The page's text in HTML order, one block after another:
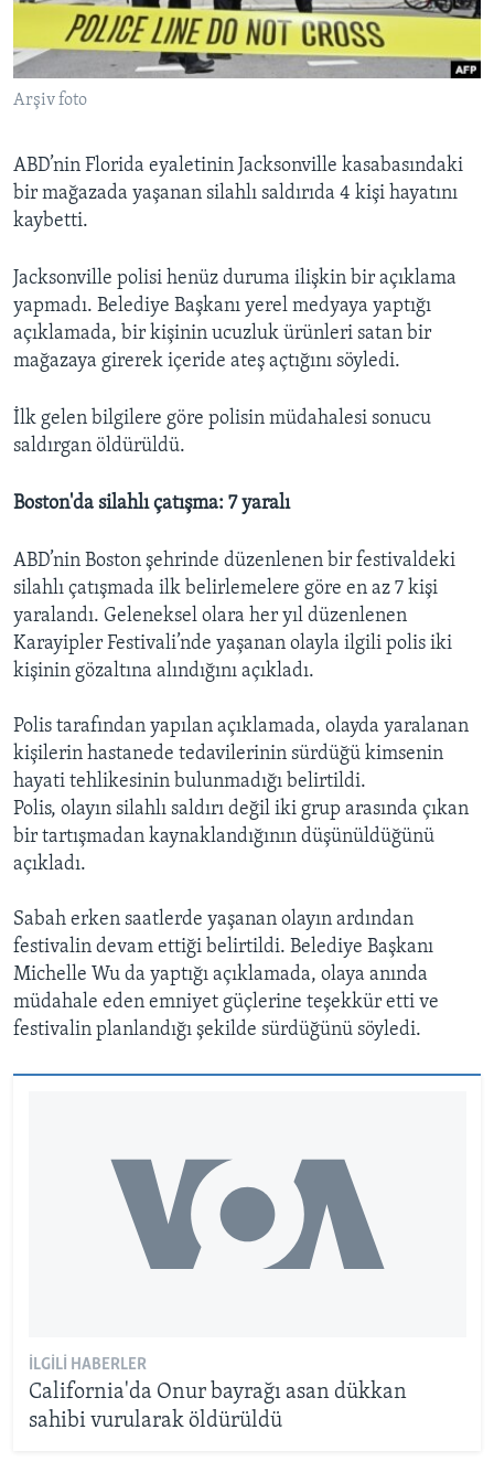
HAYATTAN
SANAT
BIZI TAKIP EDIN
Arşiv foto
ABD’nin Florida eyaletinin Jacksonville kasabasındaki
bir mağazada yaşanan silahlı saldırıda 4 kişi hayatını
kaybetti.
Jacksonville polisi henüz duruma ilişkin bir açıklama
yapmadı. Belediye Başkanı yerel medyaya yaptığı
açıklamada, bir kişinin ucuzluk ürünleri satan bir
mağazaya girerek içeride ateş açtığını söyledi.
İlk gelen bilgilere göre polisin müdahalesi sonucu
saldırgan öldürüldü.
Boston'da silahlı çatışma: 7 yaralı
ABD’nin Boston şehrinde düzenlenen bir festivaldeki
silahlı çatışmada ilk belirlemelere göre en az 7 kişi
yaralandı. Geleneksel olara her yıl düzenlenen
Karayipler Festivali’nde yaşanan olayla ilgili polis iki
kişinin gözaltına alındığını açıkladı.
Polis tarafından yapılan açıklamada, olayda yaralanan
kişilerin hastanede tedavilerinin sürdüğü kimsenin
hayati tehlikesinin bulunmadığı belirtildi.
Polis, olayın silahlı saldırı değil iki grup arasında çıkan
bir tartışmadan kaynaklandığının düşünüldüğünü
açıkladı.
Sabah erken saatlerde yaşanan olayın ardından
festivalin devam ettiği belirtildi. Belediye Başkanı
Michelle Wu da yaptığı açıklamada, olaya anında
müdahale eden emniyet güçlerine teşekkür etti ve
festivalin planlandığı şekilde sürdüğünü söyledi.
İLGILI HABERLER
California'da Onur bayrağı asan dükkan
sahibi vurularak öldürüldü